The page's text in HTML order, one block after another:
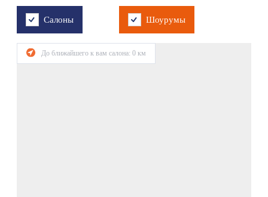
Салоны Шоурумы
До ближайшего к вам салона: 0 км